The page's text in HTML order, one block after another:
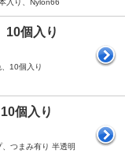
入り、Nylon66
10個入り
10個入り
個入り
つまみ有り 半透明